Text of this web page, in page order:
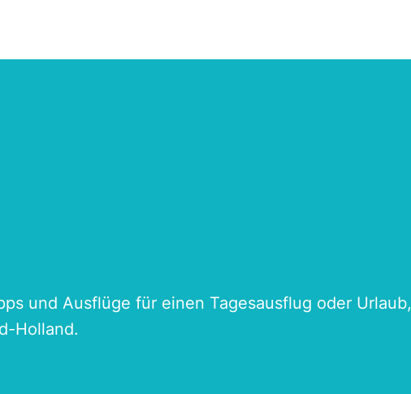
und Ausflüge für einen Tagesausflug oder Urlaub,
Holland.